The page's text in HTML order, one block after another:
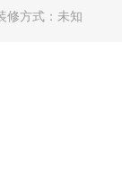
修方式：未知